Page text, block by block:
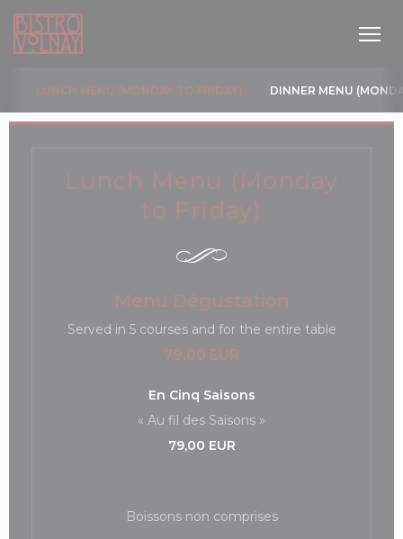
Lunch Menu (Monday
to Friday)
Menu Dégustation
Served in 5 courses and for the entire table
79,00 EUR
En Cinq Saisons
« Au fil des Saisons »
79,00 EUR
Boissons non comprises
LUNCH MENU (MONDAY TO FRIDAY) DINNER MENU